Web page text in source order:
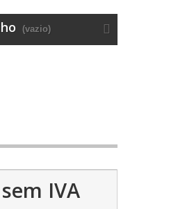
(vazio)
sem IVA